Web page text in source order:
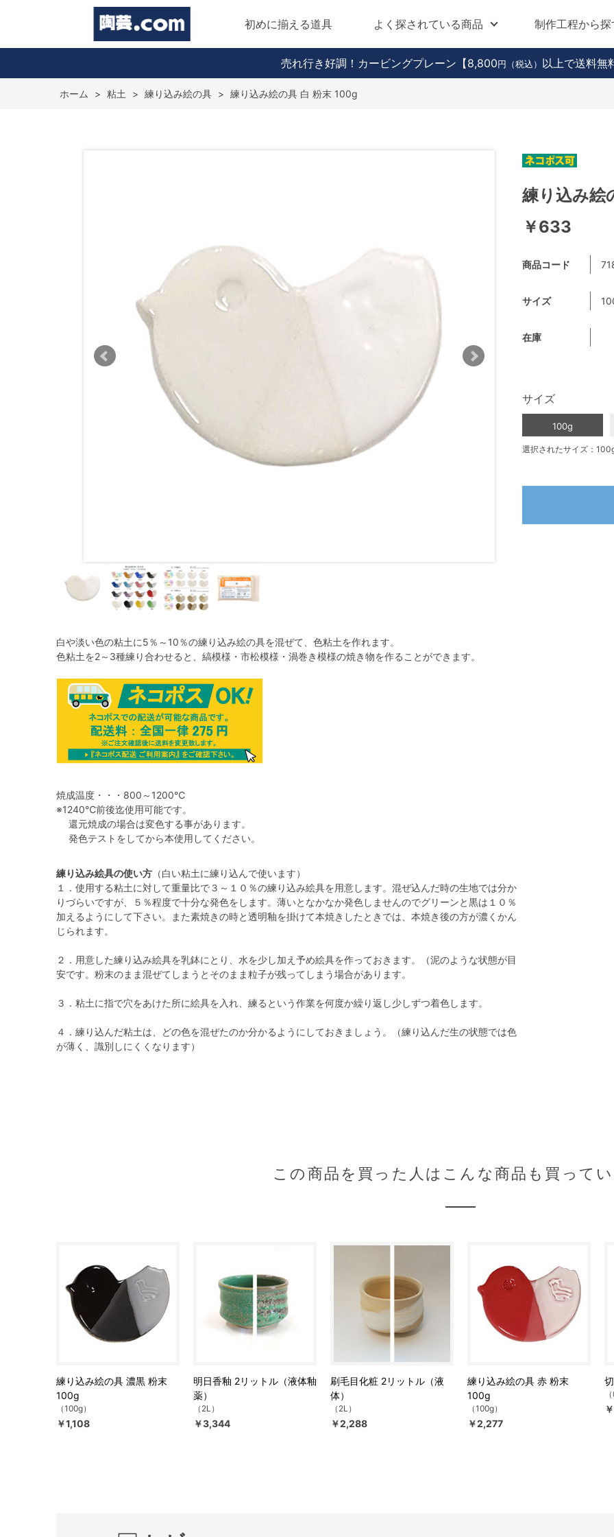
初めに揃える道具 よく探されている商品 制作工程から探
売れ行き好調！カービングプレーン 【8,800 円（税込） 以上で送料無
ホーム > 粘土 > 練り込み絵の具 > 練り込み絵の具 白 粉末 100g
白や淡い色の粘土に5％～10％の練り込み絵の具を混ぜて、色粘土を作れます。
色粘土を2～3種練り合わせると、縞模様・市松模様・渦巻き模様の焼き物を作ることができます。
焼成温度・・・800～1200℃
※1240℃前後迄使用可能です。
還元焼成の場合は変色する事があります。
発色テストをしてから本使用してください。
練り込み絵具の使い方 （白い粘土に練り込んで使います）
１．使用する粘土に対して重量比で３～１０％の練り込み絵具を用意します。混ぜ込んだ時の生地では分か
りづらいですが、５％程度で十分な発色をします。薄いとなかなか発色しませんのでグリーンと黒は１０％
加えるようにして下さい。また素焼きの時と透明釉を掛けて本焼きしたときでは、本焼き後の方が濃くかん
じられます。
２．用意した練り込み絵具を乳鉢にとり、水を少し加え予め絵具を作っておきます。（泥のような状態が目
安です。粉末のまま混ぜてしまうとそのまま粒子が残ってしまう場合があります。
３．粘土に指で穴をあけた所に絵具を入れ、練るという作業を何度か繰り返し少しずつ着色します。
４．練り込んだ粘土は、どの色を混ぜたのか分かるようにしておきましょう。（練り込んだ生の状態では色
が薄く、識別しにくくなります）
練り込み絵
￥633
商品コード
サイズ
在庫
サイズ
100g
選択されたサイズ：
この商品を買った人はこんな商品も買って
練り込み絵の具 濃黒 粉末
100g
（100g）
￥1,108
明日香釉 2リットル（液体釉
薬）
（2L）
￥3,344
刷毛目化粧 2リットル（液
体）
（2L）
￥2,288
練り込み絵の具 赤 粉末
100g
（100g）
￥2,277